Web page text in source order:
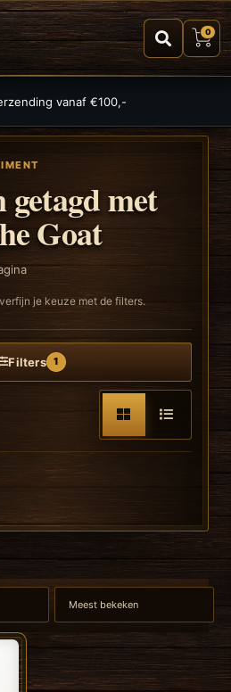
0
vanaf €100,-
met
Goat
je keuze met de filters.
Filters 1